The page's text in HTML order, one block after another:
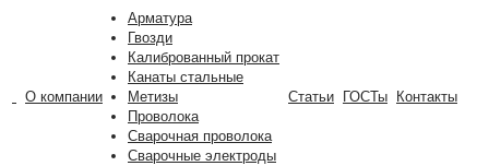
О компании
Арматура
Гвозди
Калиброванный прокат
Канаты стальные
Метизы
Проволока
Сварочная проволока
Сварочные электроды
Статьи ГОСТы Контакты